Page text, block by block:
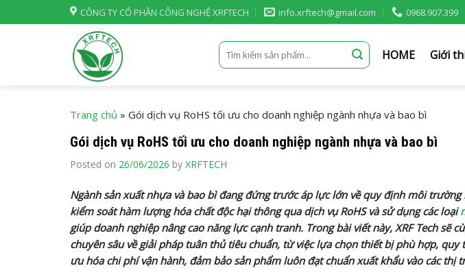
to
CÔNG TY CỔ PHẦN CÔNG NGHỆ XRFTECH info.xrftech@gmail.com 0968.907.399
Tìm
kiếm:
HOME Giới
Trang chủ » Gói dịch vụ RoHS tối ưu cho doanh nghiệp ngành nhựa và bao bì
Gói dịch vụ RoHS tối ưu cho doanh nghiệp ngành nhựa và bao bì
Posted on 26/06/2026 by XRFTECH
Ngành sản xuất nhựa và bao bì đang đứng trước áp lực lớn về quy định môi
kiểm soát hàm lượng hóa chất độc hại thông qua dịch vụ RoHS và sử dụng các loại
giúp doanh nghiệp nâng cao năng lực cạnh tranh. Trong bài viết này, XRF Tech sẽ
chuyên sâu về giải pháp tuân thủ tiêu chuẩn, từ việc lựa chọn thiết bị phù hợp,
ưu hóa chi phí vận hành, đảm bảo sản phẩm luôn đạt chuẩn xuất khẩu vào các thị